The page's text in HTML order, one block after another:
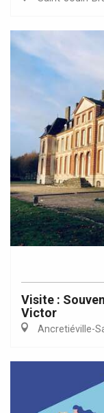
Visite :
Victor
Ancretiéville-